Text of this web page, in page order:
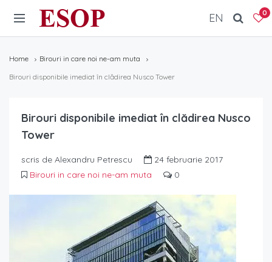
ESOP 0
EN
Home
Birouri in care noi ne-am muta
Birouri disponibile imediat în clădirea Nusco Tower
Birouri disponibile imediat în clădirea Nusco
Tower
scris de Alexandru Petrescu
24 februarie 2017
Birouri in care noi ne-am muta
0